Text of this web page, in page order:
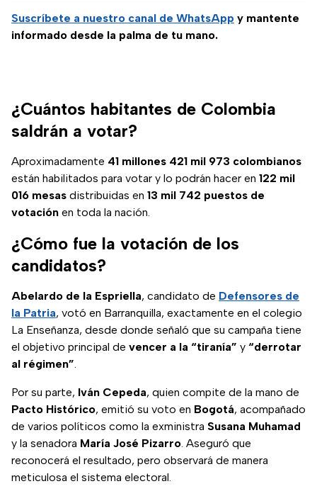
Suscríbete a nuestro canal de WhatsApp y mantente
informado desde la palma de tu mano.
¿Cuántos habitantes de Colombia
saldrán a votar?
Aproximadamente 41 millones 421 mil 973 colombianos
están habilitados para votar y lo podrán hacer en 122 mil
016 mesas distribuidas en 13 mil 742 puestos de
votación en toda la nación.
¿Cómo fue la votación de los
candidatos?
Abelardo de la Espriella, candidato de Defensores de
la Patria, votó en Barranquilla, exactamente en el colegio
La Enseñanza, desde donde señaló que su campaña tiene
el objetivo principal de vencer a la “tiranía” y “derrotar
al régimen”.
Por su parte, Iván Cepeda, quien compite de la mano de
Pacto Histórico, emitió su voto en Bogotá, acompañado
de varios políticos como la exministra Susana Muhamad
y la senadora María José Pizarro. Aseguró que
reconocerá el resultado, pero observará de manera
meticulosa el sistema electoral.